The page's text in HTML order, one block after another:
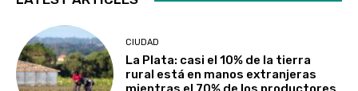
CIUDAD
La Plata: casi el 10% de la tierra
rural está en manos extranjeras